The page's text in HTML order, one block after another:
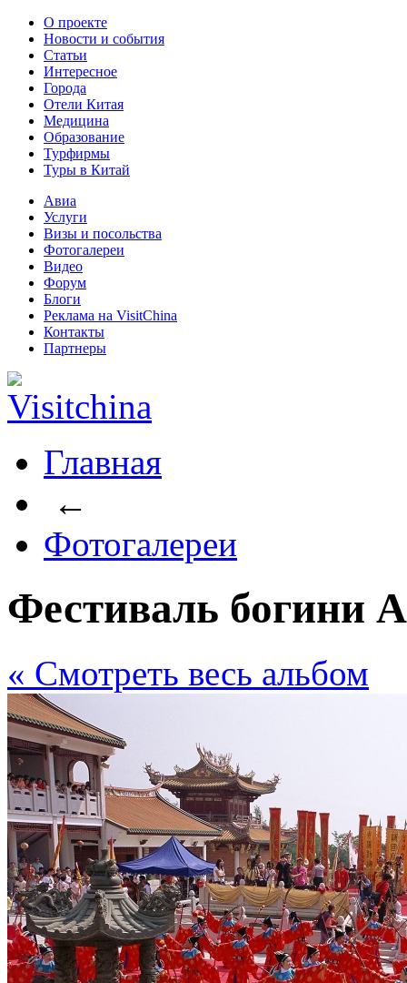
О проекте
Новости и события
Статьи
Интересное
Города
Отели Китая
Медицина
Образование
Турфирмы
Туры в Китай
Авиа
Услуги
Визы и посольства
Фотогалереи
Видео
Форум
Блоги
Реклама на VisitChina
Контакты
Партнеры
Главная
←
Фотогалереи
Фестиваль богини
« Cмотреть весь альбом